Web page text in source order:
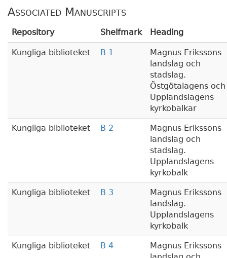
Associated Manuscripts
Repository Shelfmark Heading
Kungliga biblioteket B 1
Magnus Erikssons
landslag och
stadslag.
Östgötalagens och
Upplandslagens
kyrkobalkar
Kungliga biblioteket B 2
Magnus Erikssons
landslag och
stadslag.
Upplandslagens
kyrkobalk
Kungliga biblioteket B 3
Magnus Erikssons
landslag.
Upplandslagens
kyrkobalk
Kungliga biblioteket B 4
Magnus Erikssons